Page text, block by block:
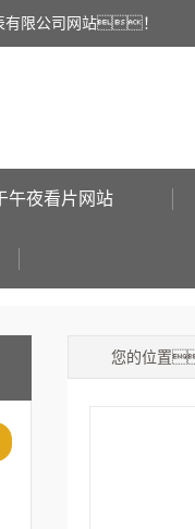
有限公司网站！
午夜看片网站
您的位置